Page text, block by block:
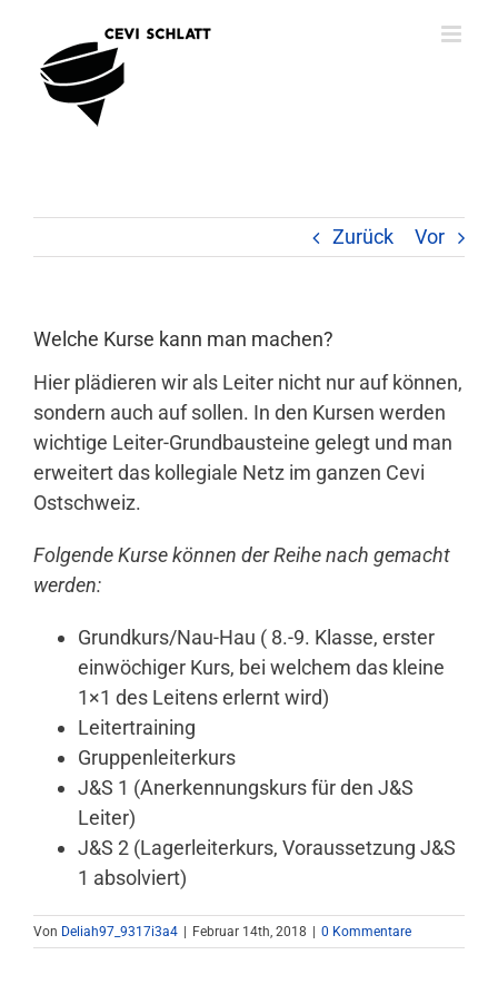
springen
Zurück Vor
Welche Kurse kann man machen?
Hier plädieren wir als Leiter nicht nur auf können,
sondern auch auf sollen. In den Kursen werden
wichtige Leiter-Grundbausteine gelegt und man
erweitert das kollegiale Netz im ganzen Cevi
Ostschweiz.
Folgende Kurse können der Reihe nach gemacht
werden:
Grundkurs/Nau-Hau ( 8.-9. Klasse, erster
einwöchiger Kurs, bei welchem das kleine
1×1 des Leitens erlernt wird)
Leitertraining
Gruppenleiterkurs
J&S 1 (Anerkennungskurs für den J&S
Leiter)
J&S 2 (Lagerleiterkurs, Voraussetzung J&S
1 absolviert)
Von Deliah97_9317i3a4 Februar 14th, 2018 0 Kommentare